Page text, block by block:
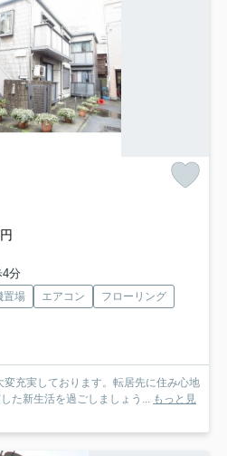
4分
置場 エアコン
フローリング
充実しております。転居先に住み心地
た新生活を過ごしましょう... もっと見